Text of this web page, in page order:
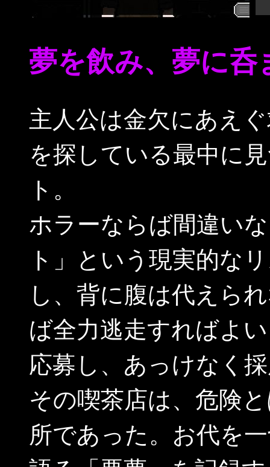
夢を飲み、夢に呑
主人公は金欠にあえ
を探している最中に
ト。
ホラーならば間違い
ト」という現実的な
し、背に腹は代えら
ば全力逃走すればよ
応募し、あっけなく
その喫茶店は、危険
所であった。お代を